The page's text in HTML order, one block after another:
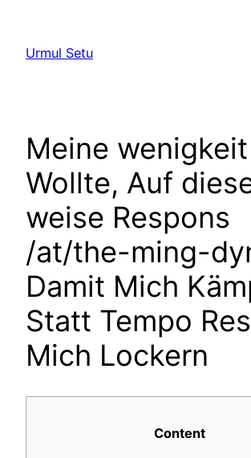
content
Urmul Setu
Meine wenigkeit
Wollte, Auf
weise Respons
/at/the-ming-
Damit Mich
Statt Tempo
Mich Lockern
Content